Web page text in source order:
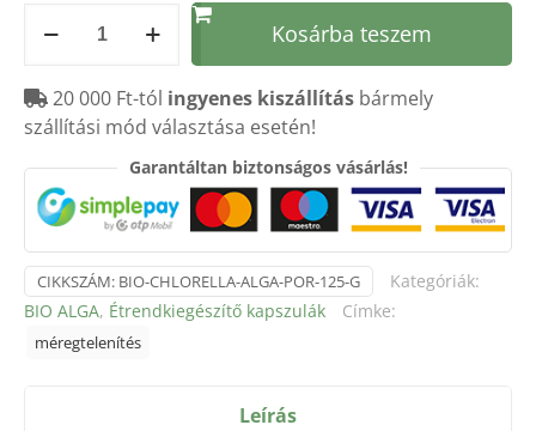
Alga
125
g
Kosárba teszem
20 000 Ft-tól ingyenes kiszállítás bármely
szállítási mód választása esetén!
Garantáltan biztonságos vásárlás!
CIKKSZÁM: BIO-CHLORELLA-ALGA-POR-125-G
Kategóriák:
BIO ALGA, Étrendkiegészítő kapszulák Címke:
méregtelenítés
Leírás